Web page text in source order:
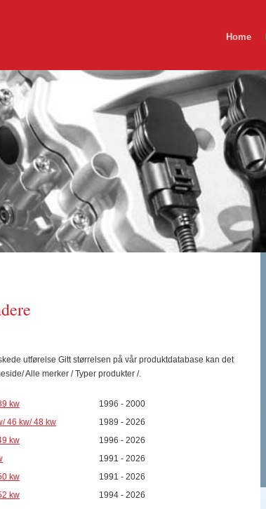
Home
utførelse Gitt størrelsen på vår produktdatabase kan det
Alle merker / Typer produkter /.
kw
1996 - 2000
46 kw/ 48 kw
1989 - 2026
kw
1996 - 2026
1991 - 2026
kw
1991 - 2026
kw
1994 - 2026